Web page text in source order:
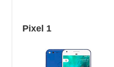
Pixel 1